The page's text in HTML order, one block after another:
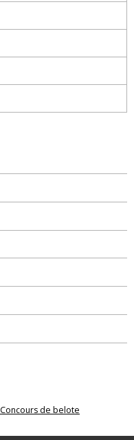
Concours de belote